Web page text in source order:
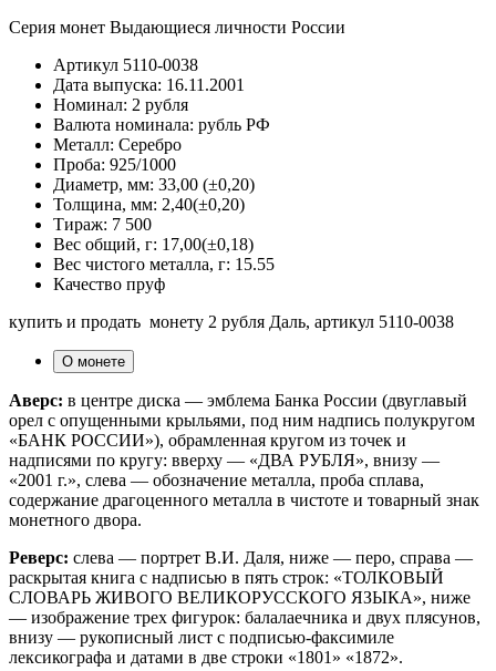
Серия монет Выдающиеся личности России
Артикул 5110-0038
Дата выпуска: 16.11.2001
Номинал: 2 рубля
Валюта номинала: рубль РФ
Металл: Серебро
Проба: 925/1000
Диаметр, мм: 33,00 (±0,20)
Толщина, мм: 2,40(±0,20)
Тираж: 7 500
Вес общий, г: 17,00(±0,18)
Вес чистого металла, г: 15.55
Качество пруф
купить и продать монету 2 рубля Даль, артикул 5110-0038
О монете
Аверс: в центре диска — эмблема Банка России (двуглавый
орел с опущенными крыльями, под ним надпись полукругом
«БАНК РОССИИ»), обрамленная кругом из точек и
надписями по кругу: вверху — «ДВА РУБЛЯ», внизу —
«2001 г.», слева — обозначение металла, проба сплава,
содержание драгоценного металла в чистоте и товарный знак
монетного двора.
Реверс: слева — портрет В.И. Даля, ниже — перо, справа —
раскрытая книга с надписью в пять строк: «ТОЛКОВЫЙ
СЛОВАРЬ ЖИВОГО ВЕЛИКОРУССКОГО ЯЗЫКА», ниже
— изображение трех фигурок: балалаечника и двух плясунов,
внизу — рукописный лист с подписью-факсимиле
лексикографа и датами в две строки «1801» «1872».